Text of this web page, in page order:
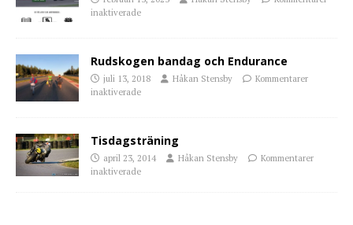
inaktiverade
Rudskogen bandag och Endurance
juli 13, 2018 Håkan Stensby
Kommentarer
inaktiverade
Tisdagsträning
april 23, 2014 Håkan Stensby
Kommentarer
inaktiverade